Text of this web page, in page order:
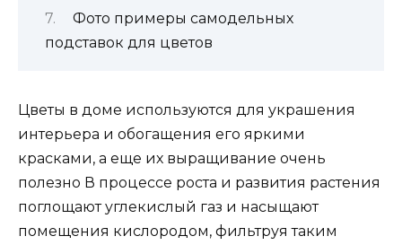
Фото примеры самодельных
подставок для цветов
Цветы в доме используются для украшения
интерьера и обогащения его яркими
красками, а еще их выращивание очень
полезно В процессе роста и развития растения
поглощают углекислый газ и насыщают
помещения кислородом, фильтруя таким